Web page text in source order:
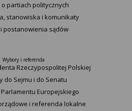
o partiach politycznych
stanowiska i komunikaty
postanowienia sądów
Wybory i referenda
Rzeczypospolitej Polskiej
do Sejmu i do Senatu
Europejskiego
i referenda lokalne